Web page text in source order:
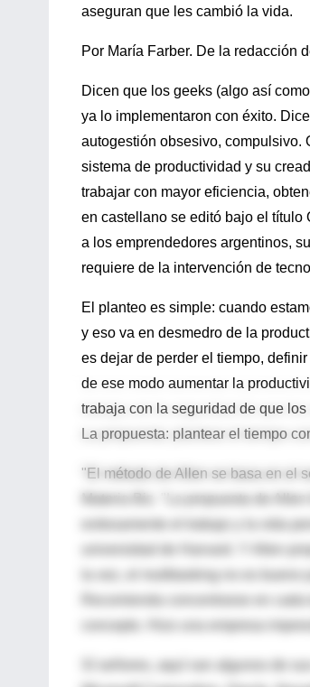
aseguran que les cambió la vida.
Por María Farber. De la redacción
Dicen que los geeks (algo así
ya lo implementaron con éxito.
autogestión obsesivo, compulsivo.
sistema de productividad y su
trabajar con mayor eficiencia,
en castellano se editó bajo el título
a los emprendedores argentinos,
requiere de la intervención de
El planteo es simple: cuando
y eso va en desmedro de la
es dejar de perder el tiempo,
de ese modo aumentar la
trabaja con la seguridad de que
La propuesta: plantear el tiempo
"El método de Allen se basa en el
Materia Biz. "La propuesta de
exitosamente el trabajo y la vida
la vez, el multitasking no es
Sí señores, aquí van algunos de